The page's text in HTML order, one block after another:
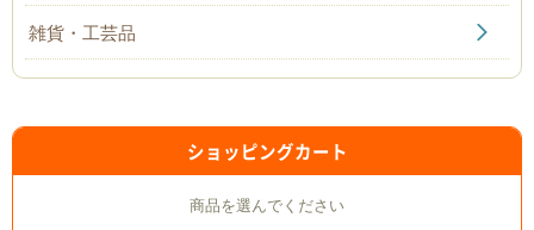
雑貨・工芸品
ショッピングカート
商品を選んでください